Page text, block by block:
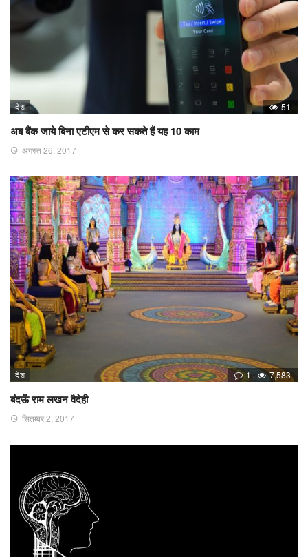
देश 51
अब बैंक जाये बिना एटीएम से कर सकते हैं यह 10 काम
अगस्त 26, 2017
देश 1 7,583
बंदऊँ राम लखन वैदेही
सितम्बर 2, 2017